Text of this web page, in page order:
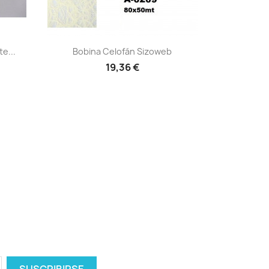
Vista rápida
Bobina Celofán Sizoweb
19,36 €